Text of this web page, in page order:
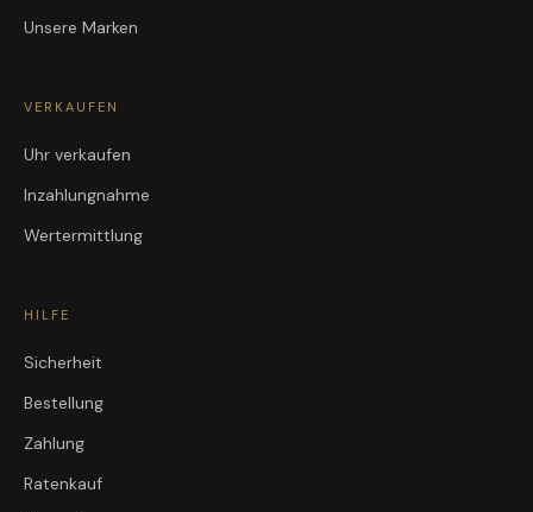
Unsere Marken
VERKAUFEN
Uhr verkaufen
Inzahlungnahme
Wertermittlung
HILFE
Sicherheit
Bestellung
Zahlung
Ratenkauf